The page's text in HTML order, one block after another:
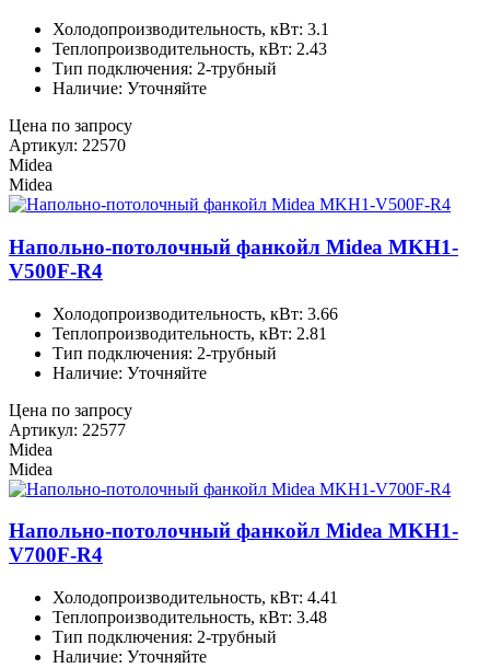
Холодопроизводительность, кВт: 3.1
Теплопроизводительность, кВт: 2.43
Тип подключения: 2-трубный
Наличие: Уточняйте
Цена по запросу
Артикул: 22570
Midea
Midea
Напольно-потолочный фанкойл Midea MKH1-
V500F-R4
Холодопроизводительность, кВт: 3.66
Теплопроизводительность, кВт: 2.81
Тип подключения: 2-трубный
Наличие: Уточняйте
Цена по запросу
Артикул: 22577
Midea
Midea
Напольно-потолочный фанкойл Midea MKH1-
V700F-R4
Холодопроизводительность, кВт: 4.41
Теплопроизводительность, кВт: 3.48
Тип подключения: 2-трубный
Наличие: Уточняйте